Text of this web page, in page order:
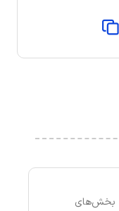
بخش‌های